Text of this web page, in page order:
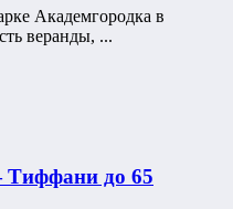
Академгородка в
веранды, ...
до 65